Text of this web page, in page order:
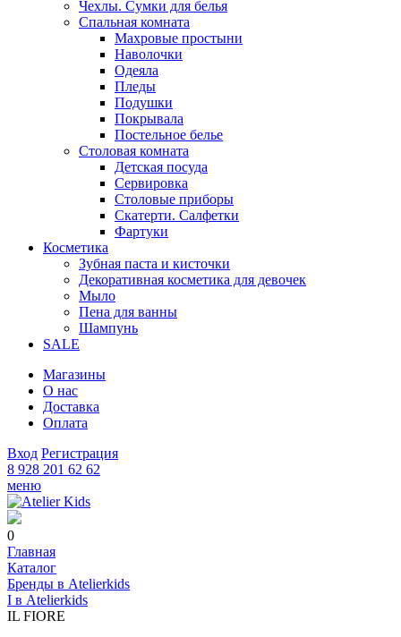
Чехлы. Сумки для белья
Спальная комната
Махровые простыни
Наволочки
Одеяла
Пледы
Подушки
Покрывала
Постельное белье
Столовая комната
Детская посуда
Сервировка
Столовые приборы
Скатерти. Салфетки
Фартуки
Косметика
Зубная паста и кисточки
Декоративная косметика для девочек
Мыло
Пена для ванны
Шампунь
SALE
Магазины
О нас
Доставка
Оплата
Вход Регистрация
8 928 201 62 62
меню
0
Главная
Каталог
Бренды в Atelierkids
I в Atelierkids
IL FIORE